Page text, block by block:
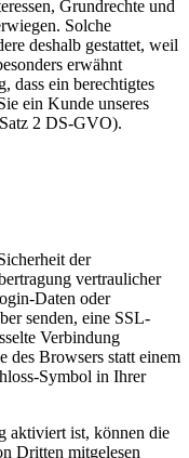
Grundrechte und
Solche
deshalb gestattet, weil
erwähnt
dass ein berechtigtes
ein Kunde unseres
2 DS-GVO).
der
vertraulicher
Daten oder
senden, eine SSL-
Verbindung
des Browsers statt einem
Symbol in Ihrer
aktiviert ist, können die
Dritten mitgelesen